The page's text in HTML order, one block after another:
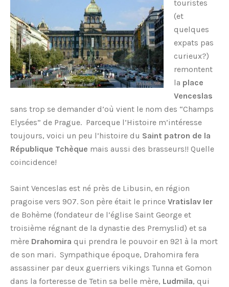
touristes
(et
quelques
expats pas
curieux?)
remontent
la place
Venceslas
sans trop se demander d’où vient le nom des “Champs
Elysées” de Prague. Parceque l’Histoire m’intéresse
toujours, voici un peu l’histoire du Saint patron de la
République Tchèque mais aussi des brasseurs!! Quelle
coincidence!
Saint Venceslas est né près de Libusin, en région
pragoise vers 907. Son père était le prince Vratislav Ier
de Bohème (fondateur de l’église Saint George et
troisième régnant de la dynastie des Premyslid) et sa
mère Drahomira qui prendra le pouvoir en 921 à la mort
de son mari. Sympathique époque, Drahomira fera
assassiner par deux guerriers vikings Tunna et Gomon
dans la forteresse de Tetin sa belle mère, Ludmila, qui